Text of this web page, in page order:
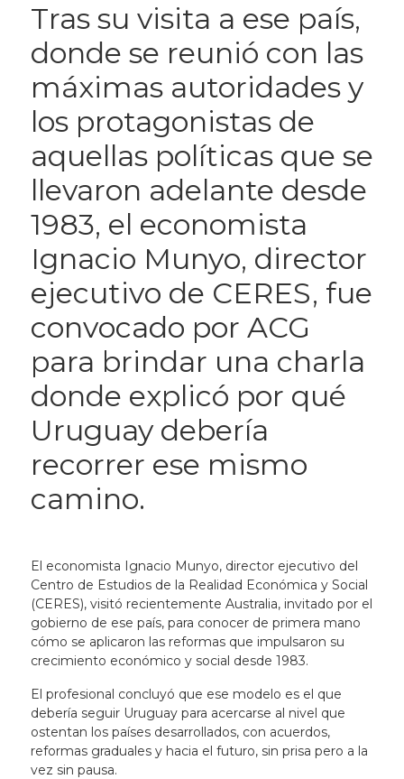
Tras su visita a ese país,
donde se reunió con las
máximas autoridades y
los protagonistas de
aquellas políticas que se
llevaron adelante desde
1983, el economista
Ignacio Munyo, director
ejecutivo de CERES, fue
convocado por ACG
para brindar una charla
donde explicó por qué
Uruguay debería
recorrer ese mismo
camino.
El economista Ignacio Munyo, director ejecutivo del
Centro de Estudios de la Realidad Económica y Social
(CERES), visitó recientemente Australia, invitado por el
gobierno de ese país, para conocer de primera mano
cómo se aplicaron las reformas que impulsaron su
crecimiento económico y social desde 1983.
El profesional concluyó que ese modelo es el que
debería seguir Uruguay para acercarse al nivel que
ostentan los países desarrollados, con acuerdos,
reformas graduales y hacia el futuro, sin prisa pero a la
vez sin pausa.